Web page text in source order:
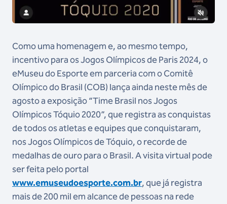
Como uma homenagem e, ao mesmo tempo,
incentivo para os Jogos Olímpicos de Paris 2024, o
eMuseu do Esporte em parceria com o Comitê
Olímpico do Brasil (COB) lança ainda neste mês de
agosto a exposição “Time Brasil nos Jogos
Olímpicos Tóquio 2020”, que registra as conquistas
de todos os atletas e equipes que conquistaram,
nos Jogos Olímpicos de Tóquio, o recorde de
medalhas de ouro para o Brasil. A visita virtual pode
ser feita pelo portal
www.emuseudoesporte.com.br, que já registra
mais de 200 mil em alcance de pessoas na rede